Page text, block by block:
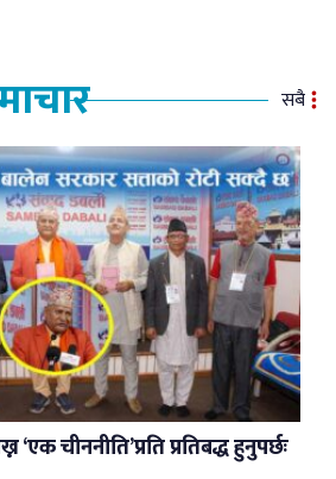
सबै
‘एक चीननीति’प्रति प्रतिबद्ध हुनुपर्छः